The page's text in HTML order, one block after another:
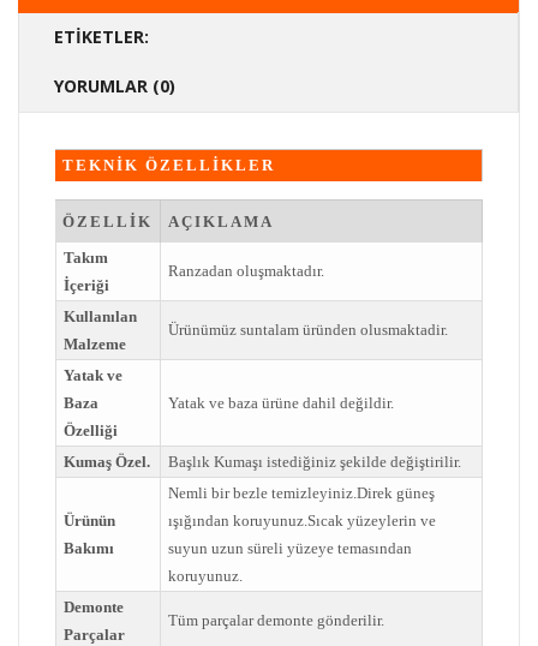
ETIKETLER:
YORUMLAR (0)
TEKNİK ÖZELLİKLER
ÖZELLİK
AÇIKLAMA
Takım
İçeriği
Ranzadan oluşmaktadır.
Kullanılan
Malzeme
Ürünümüz suntalam üründen olusmaktadir.
Yatak ve
Baza
Özelliği
Yatak ve baza ürüne dahil değildir.
Kumaş Özel. Başlık Kumaşı istediğiniz şekilde değiştirilir.
Ürünün
Bakımı
Nemli bir bezle temizleyiniz.Direk güneş
ışığından koruyunuz.Sıcak yüzeylerin ve
suyun uzun süreli yüzeye temasından
koruyunuz.
Demonte
Parçalar
Tüm parçalar demonte gönderilir.